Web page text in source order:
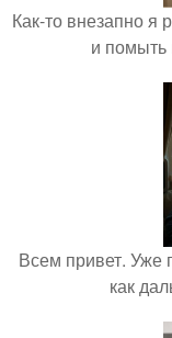
Как-то внезапно я
и помыть
Всем привет. Уже
как